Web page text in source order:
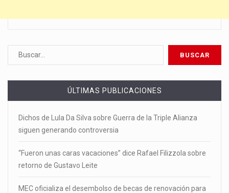
ÚLTIMAS PUBLICACIONES
Dichos de Lula Da Silva sobre Guerra de la Triple Alianza
siguen generando controversia
“Fueron unas caras vacaciones” dice Rafael Filizzola sobre
retorno de Gustavo Leite
MEC oficializa el desembolso de becas de renovación para